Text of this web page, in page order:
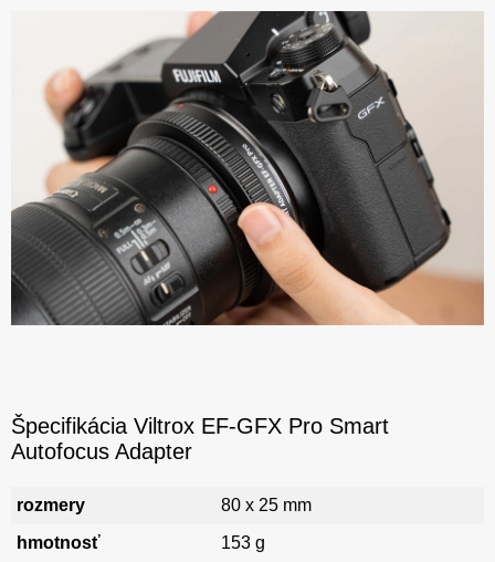
Špecifikácia Viltrox EF-GFX Pro Smart
Autofocus Adapter
rozmery
80 x 25 mm
hmotnosť
153 g